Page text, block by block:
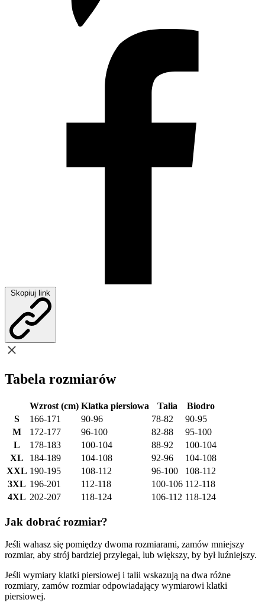
Skopiuj link
Tabela rozmiarów
Wzrost (cm) Klatka piersiowa Talia
Biodro
S
166-171 90-96 78-82
90-95
M
172-177 96-100 82-88
95-100
L
178-183 100-104 88-92
100-104
XL
184-189 104-108 92-96
104-108
XXL 190-195 108-112 96-100
108-112
3XL 196-201 112-118 100-106 112-118
4XL 202-207 118-124 106-112 118-124
Jak dobrać rozmiar?
Jeśli wahasz się pomiędzy dwoma rozmiarami, zamów mniejszy
rozmiar, aby strój bardziej przylegał, lub większy, by był luźniejszy.
Jeśli wymiary klatki piersiowej i talii wskazują na dwa różne
rozmiary, zamów rozmiar odpowiadający wymiarowi klatki
piersiowej.